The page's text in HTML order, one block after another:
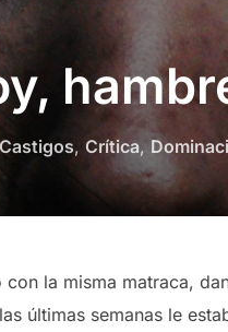
Castigos, Crítica,
la misma matraca,
últimas semanas le